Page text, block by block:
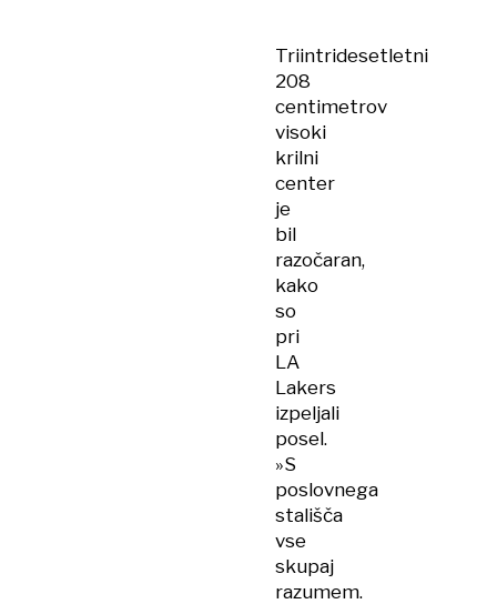
Triintridesetletni
208
centimetrov
visoki
krilni
center
je
bil
razočaran,
kako
so
pri
LA
Lakers
izpeljali
posel.
»S
poslovnega
stališča
vse
skupaj
razumem.